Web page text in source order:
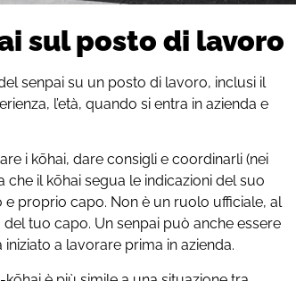
sul posto di lavoro
senpai su un posto di lavoro, inclusi il
l’età, quando si entra in azienda e
i kōhai, dare consigli e coordinarli (nei
che il kōhai segua le indicazioni del suo
e proprio capo. Non è un ruolo ufficiale, al
tuo capo. Un senpai può anche essere
a lavorare prima in azienda.